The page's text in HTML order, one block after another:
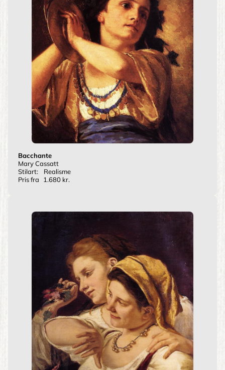
Bacchante
Mary Cassatt
Stilart:
Realisme
Pris fra
1.680 kr.